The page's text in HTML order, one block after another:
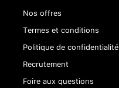
Nos offres
Termes et conditions
Politique de confidentialité
Recrutement
Foire aux questions